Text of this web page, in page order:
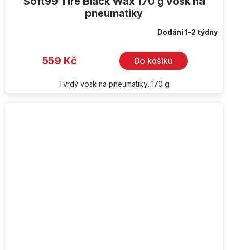
pneumatiky
Dodání 1-2 týdny
559 Kč Do košíku
Tvrdý vosk na pneumatiky, 170 g